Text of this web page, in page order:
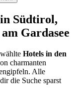
Südtirol,
Gardasee
Hotels in den
charmanten
Alle
die Suche sparst